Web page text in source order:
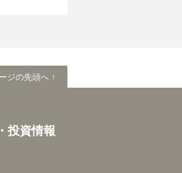
ジの先頭へ
ジの先頭へ ↑
投資情報